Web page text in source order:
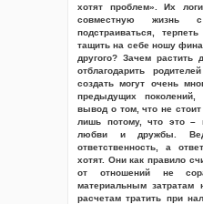
хотят проблем». Их
совместную жизнь
подстраиваться,
тащить на себе ношу
другого? Зачем растить
отблагодарить
создать могут очень
предыдущих
вывод о том, что не
лишь потому, что это –
любви и дружбы.
ответственность, а
хотят. Они как правило
от отношений не
материальным затратам
расчетам тратить при